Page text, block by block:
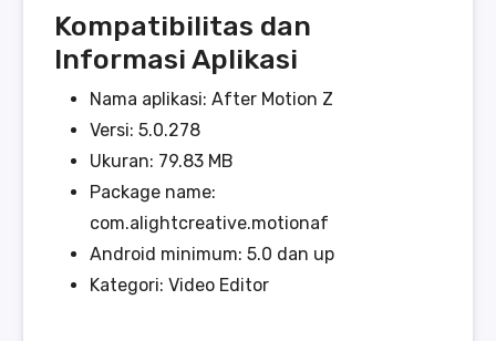
Kompatibilitas dan
Informasi Aplikasi
Nama aplikasi: After Motion Z
Versi: 5.0.278
Ukuran: 79.83 MB
Package name:
com.alightcreative.motionaf
Android minimum: 5.0 dan up
Kategori: Video Editor